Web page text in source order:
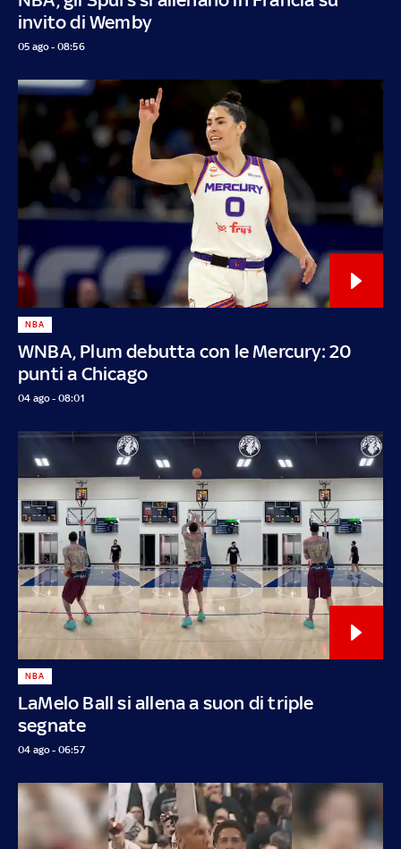
invito di Wemby
05 ago - 08:56
WNBA, Plum debutta con le Mercury: 20
punti a Chicago
NBA
04 ago - 08:01
LaMelo Ball si allena a suon di triple
segnate
NBA
04 ago - 06:57